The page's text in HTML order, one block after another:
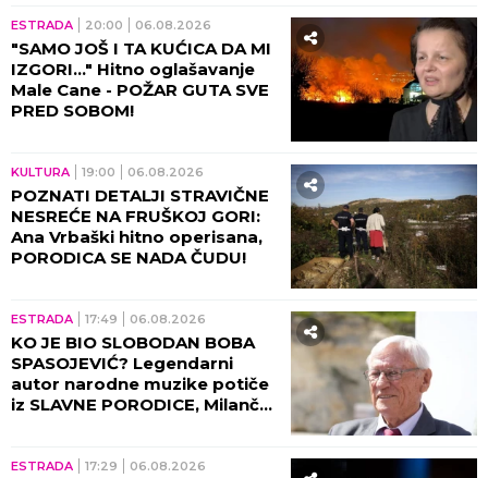
ESTRADA 20:00 06.08.2026
"SAMO JOŠ I TA KUĆICA DA MI
IZGORI..." Hitno oglašavanje
Male Cane - POŽAR GUTA SVE
PRED SOBOM!
KULTURA 19:00 06.08.2026
POZNATI DETALJI STRAVIČNE
NESREĆE NA FRUŠKOJ GORI:
Ana Vrbaški hitno operisana,
PORODICA SE NADA ČUDU!
ESTRADA 17:49 06.08.2026
KO JE BIO SLOBODAN BOBA
SPASOJEVIĆ? Legendarni
autor narodne muzike potiče
iz SLAVNE PORODICE, Milanče
ESTRADA 17:29 06.08.2026